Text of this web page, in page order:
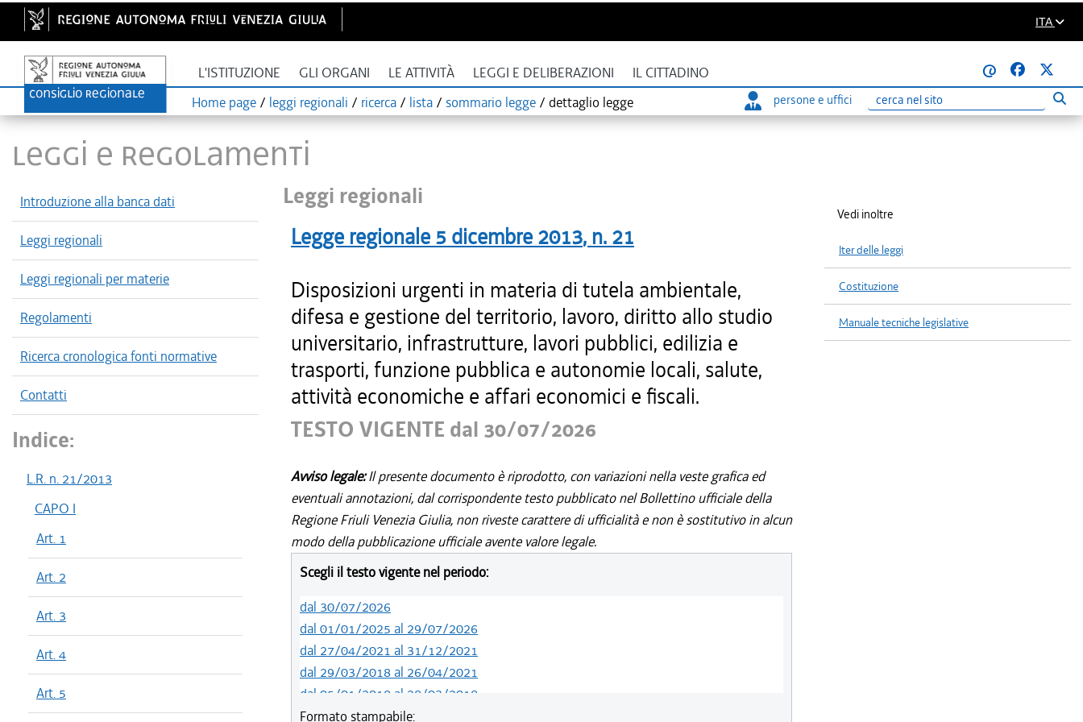
ITA
L'ISTITUZIONE GLI ORGANI LE ATTIVITÀ LEGGI E DELIBERAZIONI IL CITTADINO
@
Home page / leggi regionali / ricerca / lista / sommario legge / dettaglio legge persone e uffici
Ricerca
LEGGI E REGOLAMENTI
Introduzione alla banca dati
Leggi regionali
Leggi regionali per materie
Regolamenti
Ricerca cronologica fonti normative
Contatti
Indice:
L.R. n. 21/2013
CAPO I
Art. 1
Art. 2
Art. 3
Art. 4
Art. 5
Leggi regionali
Legge regionale 5 dicembre 2013, n. 21
Disposizioni urgenti in materia di tutela ambientale,
difesa e gestione del territorio, lavoro, diritto allo studio
universitario, infrastrutture, lavori pubblici, edilizia e
trasporti, funzione pubblica e autonomie locali, salute,
attività economiche e affari economici e fiscali.
TESTO VIGENTE dal 30/07/2026
Avviso legale:Il presente documento è riprodotto, con variazioni nella veste grafica ed
eventuali annotazioni, dal corrispondente testo pubblicato nel Bollettino ufficiale della
Regione Friuli Venezia Giulia, non riveste carattere di ufficialità e non è sostitutivo in alcun
modo della pubblicazione ufficiale avente valore legale.
Scegli il testo vigente nel periodo:
dal 30/07/2026
dal 01/01/2025 al 29/07/2026
dal 27/04/2021 al 31/12/2021
dal 29/03/2018 al 26/04/2021
dal 05/01/2018 al 28/03/2018
dal 01/01/2018 al 04/01/2018
Formato stampabile:
Vedi inoltre
Iter delle leggi
Costituzione
Manuale tecniche legislative